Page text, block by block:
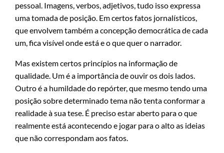
pessoal. Imagens, verbos, adjetivos, tudo isso expressa
uma tomada de posição. Em certos fatos jornalísticos,
que envolvem também a concepção democrática de cada
um, fica visível onde está e o que quer o narrador.
Mas existem certos princípios na informação de
qualidade. Um é a importância de ouvir os dois lados.
Outro é a humildade do repórter, que mesmo tendo uma
posição sobre determinado tema não tenta conformar a
realidade à sua tese. É preciso estar aberto para o que
realmente está acontecendo e jogar para o alto as ideias
que não correspondam aos fatos.